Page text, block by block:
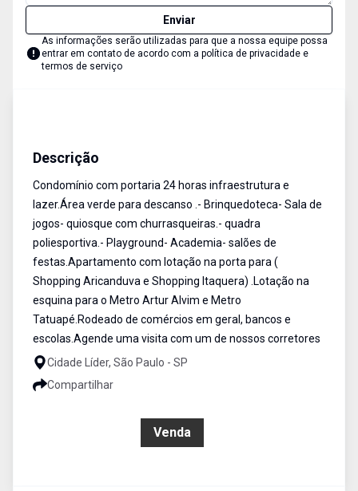
Enviar
As informações serão utilizadas para que a nossa equipe possa
entrar em contato de acordo com a política de privacidade e
termos de serviço
Descrição
Condomínio com portaria 24 horas infraestrutura e
lazer.Área verde para descanso .- Brinquedoteca- Sala de
jogos- quiosque com churrasqueiras.- quadra
poliesportiva.- Playground- Academia- salões de
festas.Apartamento com lotação na porta para (
Shopping Aricanduva e Shopping Itaquera) .Lotação na
esquina para o Metro Artur Alvim e Metro
Tatuapé.Rodeado de comércios em geral, bancos e
escolas.Agende uma visita com um de nossos corretores
Cidade Líder, São Paulo - SP
Compartilhar
Venda